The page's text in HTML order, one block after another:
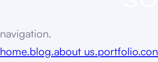
navigation.
home.blog.about us.portfolio.